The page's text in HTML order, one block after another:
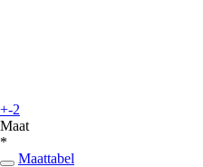
+-2
Maat
*
Maattabel